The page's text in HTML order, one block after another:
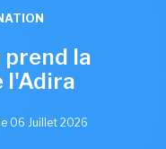
prend la
l'Adira
06 Juillet 2026